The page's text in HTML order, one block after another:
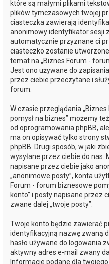
które są małymi plikami
plików tymczasowych twojej
ciasteczka zawierają
anonimowy identyfikator sesji
automatycznie przyznane ci
ciasteczko zostanie
temat na „Biznes Forum -
Jest ono używane do
przez ciebie przeczytane i
forum.
W czasie przeglądania
pomysł na biznes” możemy
od oprogramowania phpBB,
ma on opisywać tylko strony
phpBB. Drugi sposób, w jaki
wysyłane przez ciebie do
napisane przez ciebie jako
„anonimowe posty”, konta
Forum - forum biznesowe
konto” i posty napisane przez
zwane dalej „twoje posty”.
Twoje konto będzie zawierać
identyfikacyjną nazwę zwaną
hasło używane do logowania
aktywny adres e-mail zwany
Informacje podane dla